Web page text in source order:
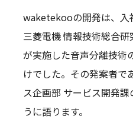
waketekooの開発は、入
三菱電機 情報技術総合研
が実施した音声分離技術
けでした。その発案者で
ス企画部 サービス開発
うに語ります。